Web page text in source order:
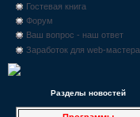
Гостевая книга
Форум
Ваш вопрос - наш ответ
Заработок для web-мастера
Разделы новостей